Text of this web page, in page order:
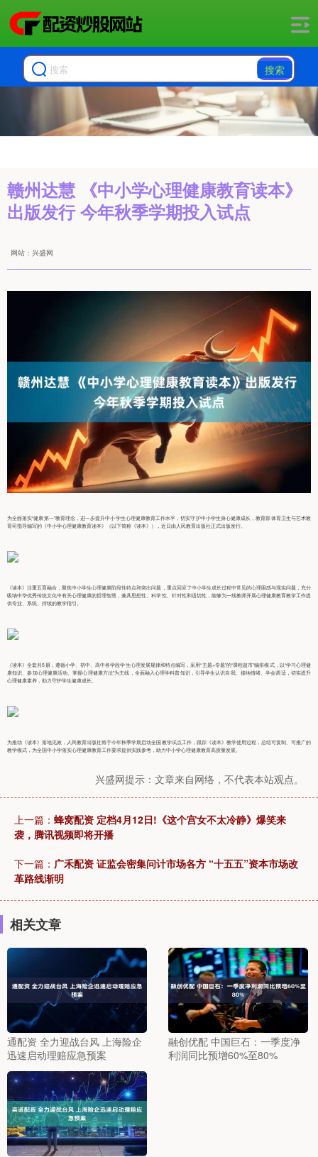
搜索
赣州达慧 《中小学心理健康教育读本》
出版发行 今年秋季学期投入试点
网站：兴盛网
为全面落实“健康第一”教育理念，进一步提升中小学生心理健康教育工作水平，切实守护中小学生身心健康成长，教育部体育卫生与艺术教
育司指导编写的《中小学心理健康教育读本》（以下简称《读本》），近日由人民教育出版社正式出版发行。
《读本》注重五育融合，聚焦中小学生心理健康阶段性特点和突出问题，重点回应了中小学生成长过程中常见的心理困惑与现实问题，充分
吸纳中华优秀传统文化中有关心理健康的哲理智慧，兼具思想性、科学性、针对性和适切性，能够为一线教师开展心理健康教育教学工作提
供专业、系统、持续的教学指引。
《读本》全套共5册，遵循小学、初中、高中各学段学生心理发展规律和特点编写，采用“主题+专题”的“课程超市”编排模式，以“学习心理健
康知识、参加心理健康活动、掌握心理健康方法”为主线，全面融入心理学科普知识，引导学生认识自我、接纳情绪、学会调适，切实提升
心理健康素养，助力守护学生健康成长。
为推动《读本》落地见效，人民教育出版社将于今年秋季学期启动全国教学试点工作，跟踪《读本》教学使用过程，总结可复制、可推广的
教学模式，为全国中小学落实心理健康教育工作要求提供实践参考，助力中小学心理健康教育高质量发展。
兴盛网提示：文章来自网络，不代表本站观点。
上一篇： 蜂窝配资 定档4月12日!《这个宫女不太冷静》爆笑来
袭，腾讯视频即将开播
下一篇： 广禾配资 证监会密集问计市场各方 “十五五”资本市场改
革路线渐明
相关文章
通配资 全力迎战台风 上海险企
迅速启动理赔应急预案
融创优配 中国巨石：一季度净
利润同比预增60%至80%